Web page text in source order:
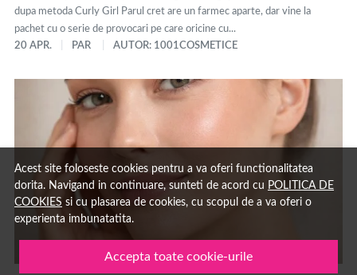
Acest site foloseste cookies pentru a va oferi functionalitatea
dorita. Navigand in continuare, sunteti de acord cu POLITICA DE
COOKIES si cu plasarea de cookies, cu scopul de a va oferi o
experienta imbunatatita.
Accepta toate cookie-urile
dupa metoda Curly Girl Parul cret are un farmec aparte, dar vine la
pachet cu o serie de provocari pe care oricine cu...
20 APR.
PAR AUTOR: 1001COSMETICE